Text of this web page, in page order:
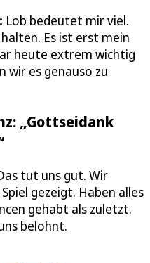
Lob bedeutet mir viel.
Es ist erst mein
heute extrem wichtig
wir es genauso zu
„Gottseidank
tut uns gut. Wir
gezeigt. Haben alles
gehabt als zuletzt.
belohnt.